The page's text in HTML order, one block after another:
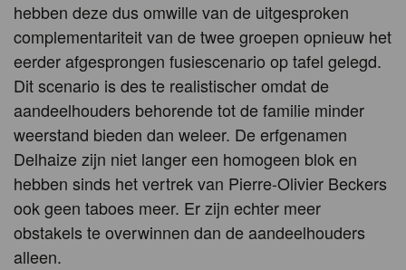
hebben deze dus omwille van de uitgesproken
complementariteit van de twee groepen opnieuw het
eerder afgesprongen fusiescenario op tafel gelegd.
Dit scenario is des te realistischer omdat de
aandeelhouders behorende tot de familie minder
weerstand bieden dan weleer. De erfgenamen
Delhaize zijn niet langer een homogeen blok en
hebben sinds het vertrek van Pierre-Olivier Beckers
ook geen taboes meer. Er zijn echter meer
obstakels te overwinnen dan de aandeelhouders
alleen.